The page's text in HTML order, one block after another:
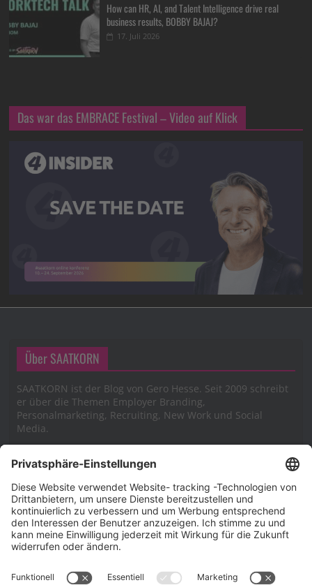
How can HR, AI, and Talent Intelligence drive real
business results, BOBBY BAJAJ?
17. Juli 2026
Das war das EMBRACE Festival – Video auf Klick
Über SAATKORN
SAATKORN ist der Blog von Gero Hesse. Seit 2009 schreibt
er über die Themen Employer Branding,
Personalmarketing, Recruiting, New Work und Social
Media.
Impressum
Impressum
Cookie-Richtlinie (EU)